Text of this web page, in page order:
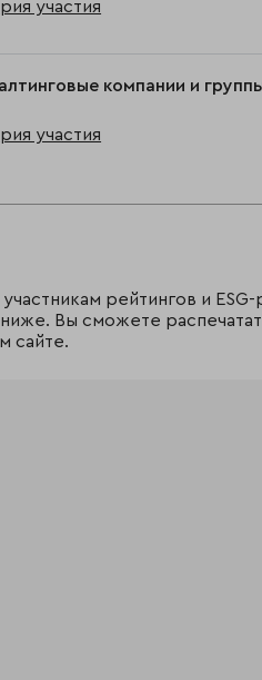
участия
компании и
участия
рейтингов и ESG-
Вы сможете
сайте.